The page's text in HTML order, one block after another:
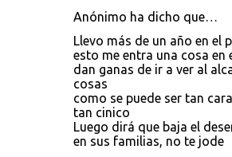
Anónimo ha dicho que…
Llevo más de un año en el
esto me entra una cosa en
dan ganas de ir a ver al
cosas
como se puede ser tan
tan cinico
Luego dirá que baja el
en sus familias, no te jode